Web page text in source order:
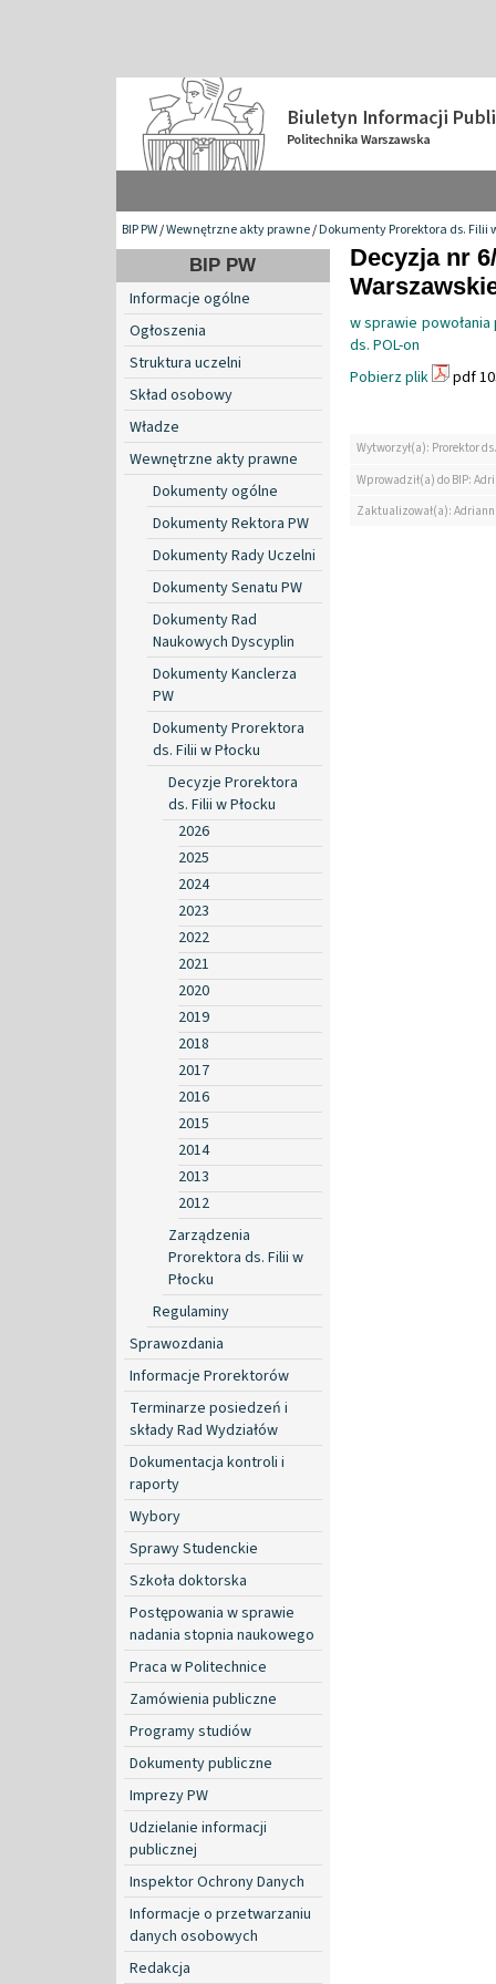
BIP PW/Wewnętrzne akty prawne/Dokumenty Prorektora ds. Filii
BIP PW
Informacje ogólne
Ogłoszenia
Struktura uczelni
Skład osobowy
Władze
Wewnętrzne akty prawne
Dokumenty ogólne
Dokumenty Rektora PW
Dokumenty Rady Uczelni
Dokumenty Senatu PW
Dokumenty Rad
Naukowych Dyscyplin
Dokumenty Kanclerza
PW
Dokumenty Prorektora
ds. Filii w Płocku
Decyzje Prorektora
ds. Filii w Płocku
2026
2025
2024
2023
2022
2021
2020
2019
2018
2017
2016
2015
2014
2013
2012
Zarządzenia
Prorektora ds. Filii w
Płocku
Regulaminy
Sprawozdania
Informacje Prorektorów
Terminarze posiedzeń i
składy Rad Wydziałów
Dokumentacja kontroli i
raporty
Wybory
Sprawy Studenckie
Szkoła doktorska
Postępowania w sprawie
nadania stopnia naukowego
Praca w Politechnice
Zamówienia publiczne
Programy studiów
Dokumenty publiczne
Imprezy PW
Udzielanie informacji
publicznej
Inspektor Ochrony Danych
Informacje o przetwarzaniu
danych osobowych
Redakcja
Decyzja nr
w sprawie
ds. POL-on
Pobierz plik
pdf
Wytworzył(a): Prorektor
Wprowadził(a) do BIP:
Zaktualizował(a):